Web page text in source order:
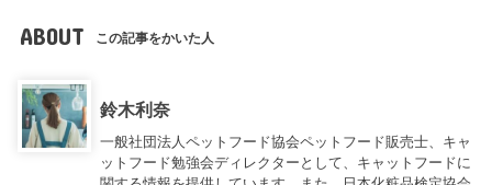
ABOUT この記事をかいた人
鈴木利奈
一般社団法人ペットフード協会ペットフード販売士、キャ
ットフード勉強会ディレクターとして、キャットフードに